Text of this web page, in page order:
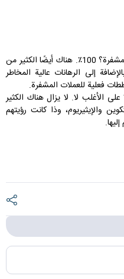
هل هناك عمليات احتيال داخل العملات المشفرة؟ 100٪. هناك أيضًا الكثير من
إلى الرهانات عالية المخاطر
فعلية للعملات المشفرة.
الأغلب لا. لا يزال هناك الكثير
والإيثيريوم، وذا كانت رؤيتهم